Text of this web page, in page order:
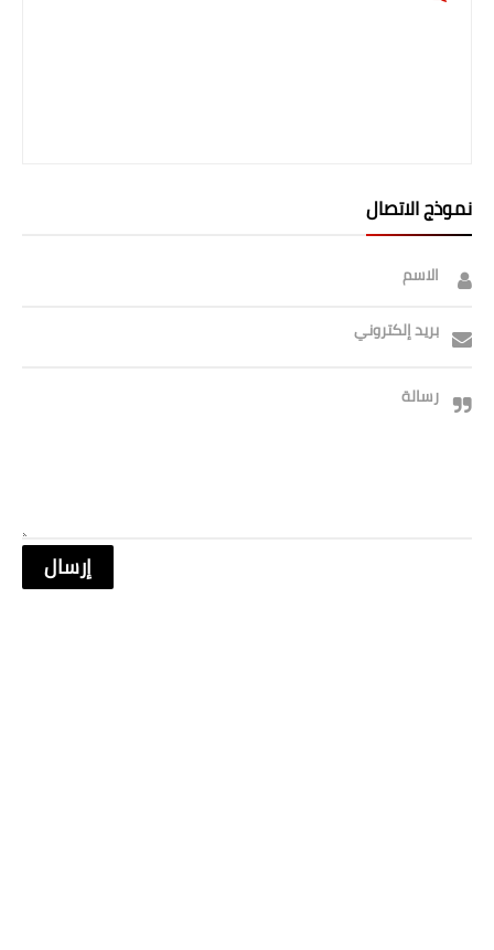
نموذج الاتصال
الاسم
بريد إلكتروني
رسالة